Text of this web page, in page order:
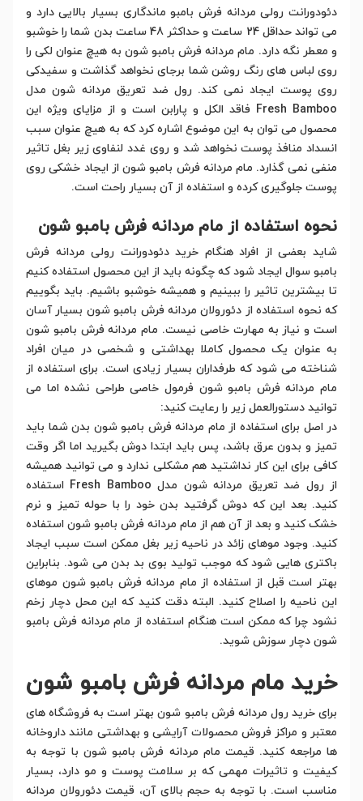
دئودورانت رولی مردانه فرش بامبو ماندگاری بسیار بالایی دارد و
می تواند حداقل 24 ساعت و حداکثر 48 ساعت بدن شما را خوشبو
و معطر نگه دارد. مام مردانه فرش بامبو شون به هیچ عنوان لکی را
روی لباس های رنگ روشن شما برجای نخواهد گذاشت و سفیدکی
روی پوست ایجاد نمی کند. رول ضد تعریق مردانه شون مدل
Fresh Bamboo فاقد الکل و پارابن است و از مزایای ویژه این
محصول می توان به این موضوع اشاره کرد که به هیچ عنوان سبب
انسداد منافذ پوست نخواهد شد و روی غدد لنفاوی زیر بغل تاثیر
منفی نمی گذارد. مام مردانه فرش بامبو شون از ایجاد خشکی روی
پوست جلوگیری کرده و استفاده از آن بسیار راحت است.
نحوه استفاده از مام مردانه فرش بامبو شون
شاید بعضی از افراد هنگام خرید دئودورانت رولی مردانه فرش
بامبو سوال ایجاد شود که چگونه باید از این محصول استفاده کنیم
تا بیشترین تاثیر را ببینیم و همیشه خوشبو باشیم. باید بگوییم
که نحوه استفاده از دئورولان مردانه فرش بامبو شون بسیار آسان
است و نیاز به مهارت خاصی نیست. مام مردانه فرش بامبو شون
به عنوان یک محصول کاملا بهداشتی و شخصی در میان افراد
شناخته می شود که طرفداران بسیار زیادی است. برای استفاده از
مام مردانه فرش بامبو شون فرمول خاصی طراحی نشده اما می
توانید دستورالعمل زیر را رعایت کنید:
در اصل برای استفاده از مام مردانه فرش بامبو شون بدن شما باید
تمیز و بدون عرق باشد، پس باید ابتدا دوش بگیرید اما اگر وقت
کافی برای این کار نداشتید هم مشکلی ندارد و می توانید همیشه
از رول ضد تعریق مردانه شون مدل Fresh Bamboo استفاده
کنید. بعد این که دوش گرفتید بدن خود را با حوله تمیز و نرم
خشک کنید و بعد از آن هم از مام مردانه فرش بامبو شون استفاده
کنید. وجود موهای زائد در ناحیه زیر بغل ممکن است سبب ایجاد
باکتری هایی شود که موجب تولید بوی بد بدن می شود. بنابراین
بهتر است قبل از استفاده از مام مردانه فرش بامبو شون موهای
این ناحیه را اصلاح کنید. البته دقت کنید که این محل دچار زخم
نشود چرا که ممکن است هنگام استفاده از مام مردانه فرش بامبو
شون دچار سوزش شوید.
خرید مام مردانه فرش بامبو شون
برای خرید رول مردانه فرش بامبو شون بهتر است به فروشگاه های
معتبر و مراکز فروش محصولات آرایشی و بهداشتی مانند داروخانه
ها مراجعه کنید. قیمت مام مردانه فرش بامبو شون با توجه به
کیفیت و تاثیرات مهمی که بر سلامت پوست و مو دارد، بسیار
مناسب است. با توجه به حجم بالای آن، قیمت دئورولان مردانه